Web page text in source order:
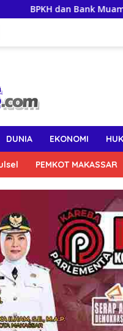
Bank Muamalat Perkuat
DUNIA EKONOMI
PEMKOT MAKASSAR